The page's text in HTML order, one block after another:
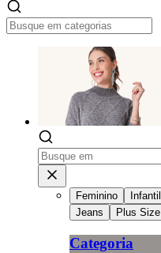
Feminino Infantil
Jeans
Plus Size
Categoria